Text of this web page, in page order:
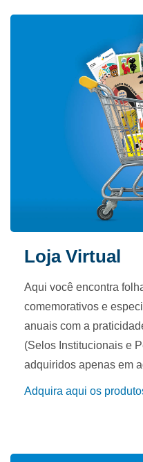
Loja Virtual
Aqui você encontra
comemorativos e
anuais com a
(Selos Institucionais e
adquiridos apenas em
Adquira aqui os